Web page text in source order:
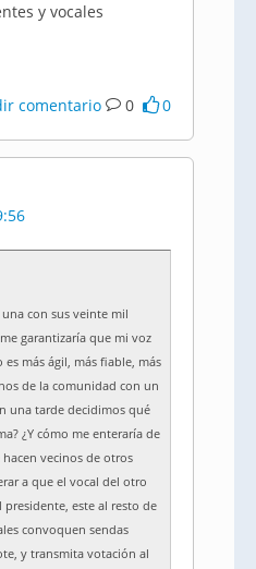
y vocales
comentario 0 0
con sus veinte mil
garantizaría que mi voz
es más ágil, más fiable, más
de la comunidad con un
una tarde decidimos qué
¿Y cómo me enteraría de
vecinos de otros
a que el vocal del otro
este al resto de
convoquen sendas
y transmita votación al